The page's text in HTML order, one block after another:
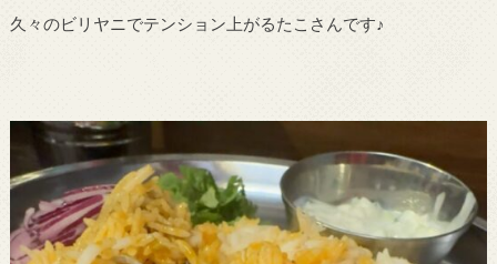
久々のビリヤニでテンション上がるたこさんです♪